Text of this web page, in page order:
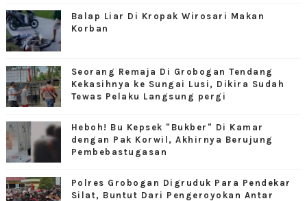
Balap Liar Di Kropak Wirosari Makan
Korban
Seorang Remaja Di Grobogan Tendang
Kekasihnya ke Sungai Lusi, Dikira Sudah
Tewas Pelaku Langsung pergi
Heboh! Bu Kepsek "Bukber" Di Kamar
dengan Pak Korwil, Akhirnya Berujung
Pembebastugasan
Polres Grobogan Digruduk Para Pendekar
Silat, Buntut Dari Pengeroyokan Antar